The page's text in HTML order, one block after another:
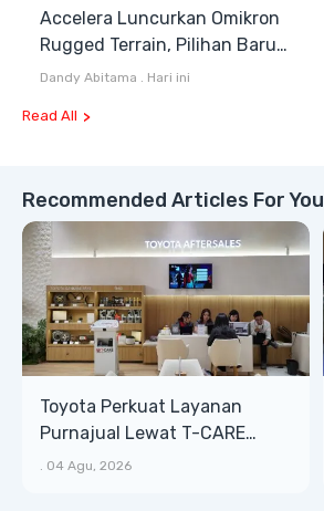
Accelera Luncurkan Omikron
Rugged Terrain, Pilihan Baru
Antara All Terrain dan Mud
Dandy Abitama Hari ini
Read All
Recommended Articles For You
Toyota Perkuat Layanan
Purnajual Lewat T-CARE
XTRA, Manfaat Lebih Besar
04 Agu, 2026